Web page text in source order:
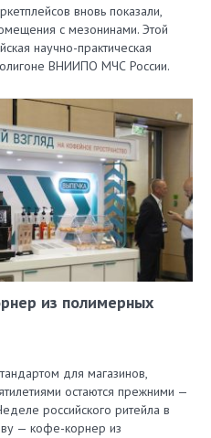
вновь показали,
с мезонинами. Этой
научно-практическая
ВНИИПО МЧС России.
из полимерных
для магазинов,
остаются прежними —
российского ритейла в
— кофе-корнер из